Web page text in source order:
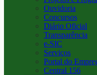
Ouvidoria
Concursos
Diário Oficial
Transparência
e-SIC
Serviços
Portal do
Central 156